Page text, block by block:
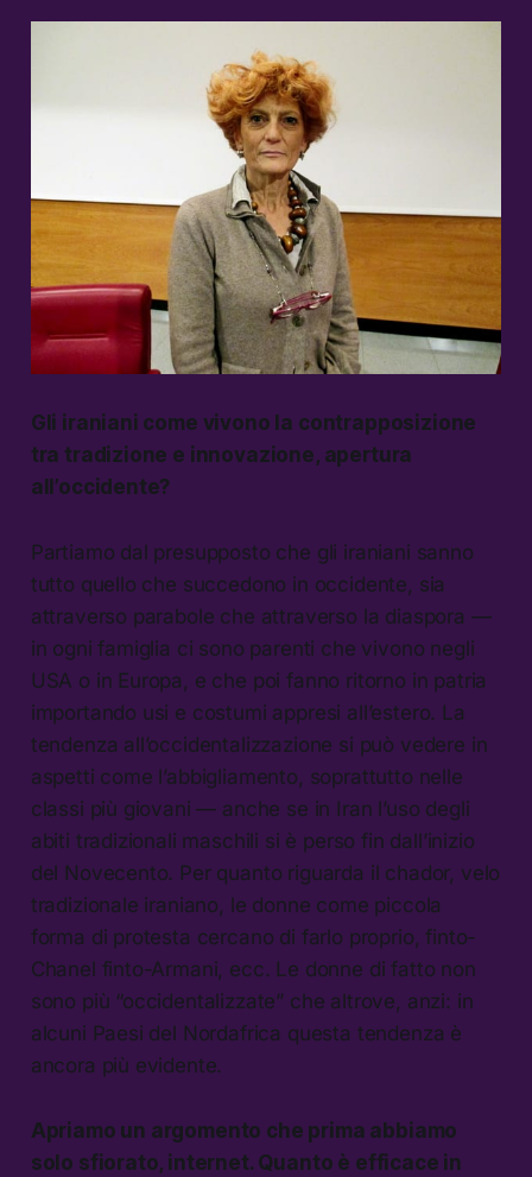
Gli iraniani come vivono la contrapposizione
tra tradizione e innovazione, apertura
all’occidente?
Partiamo dal presupposto che gli iraniani sanno
tutto quello che succedono in occidente, sia
attraverso parabole che attraverso la diaspora —
in ogni famiglia ci sono parenti che vivono negli
USA o in Europa, e che poi fanno ritorno in patria
importando usi e costumi appresi all’estero. La
tendenza all’occidentalizzazione si può vedere in
aspetti come l’abbigliamento, soprattutto nelle
classi più giovani — anche se in Iran l’uso degli
abiti tradizionali maschili si è perso fin dall’inizio
del Novecento. Per quanto riguarda il chador, velo
tradizionale iraniano, le donne come piccola
forma di protesta cercano di farlo proprio, finto-
Chanel finto-Armani, ecc. Le donne di fatto non
sono più “occidentalizzate” che altrove, anzi: in
alcuni Paesi del Nordafrica questa tendenza è
ancora più evidente.
Apriamo un argomento che prima abbiamo
solo sfiorato, internet. Quanto è efficace in